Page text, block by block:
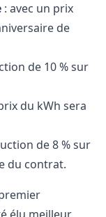
: avec un prix
de
de 10 % sur
du kWh sera
de 8 % sur
du contrat.